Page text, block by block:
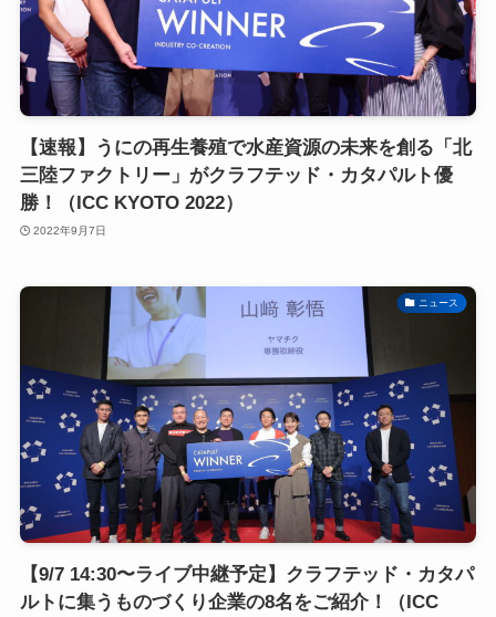
【速報】うにの再生養殖で水産資源の未来を創る「北
三陸ファクトリー」がクラフテッド・カタパルト優
勝！（ICC KYOTO 2022）
2022年9月7日
ニュース
【9/7 14:30〜ライブ中継予定】クラフテッド・カタパ
ルトに集うものづくり企業の8名をご紹介！（ICC